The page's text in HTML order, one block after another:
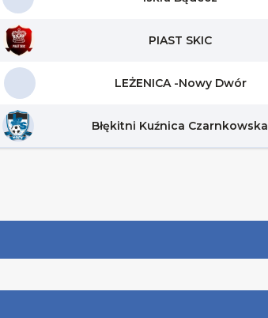
PIAST SKIC
LEŻENICA -Nowy Dwór
Błękitni Kuźnica Czarnkowska